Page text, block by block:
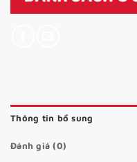
Thông tin bổ sung
Đánh giá (0)